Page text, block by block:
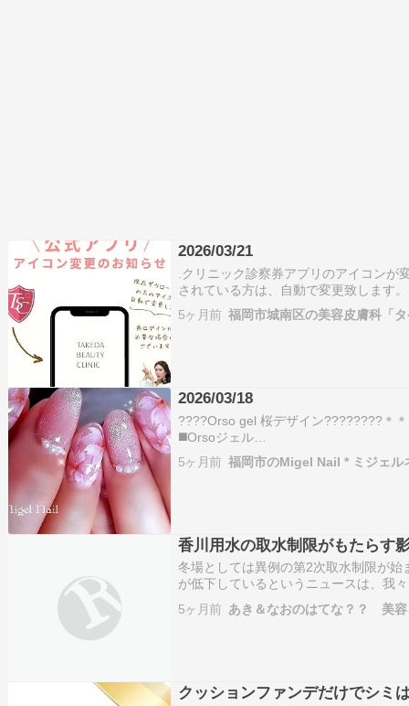
2026/03/21
.クリニック診察券アプリのアイコンが
されている方は、自動で変更致します
います。)診察券を持ち歩くのが面倒
からなくなってしまった????などの場
5ヶ月前 福岡市城南区の美容皮膚科「
2026/03/18
????Orso gel 桜デザイン????????＊
◼️Orsoジェル
＊＊…
5ヶ月前 福岡市のMigel Nail * ミジェル
香川用水の取水制限がもたらす
冬場としては異例の第2次取水制限が
が低下しているというニュースは、我
れるものです。香川用水の供給削減が
の水の管理と利用の重要性がますます
5ヶ月前 あき＆なおのはてな？？ 美容
クッションファンデだけでシミ